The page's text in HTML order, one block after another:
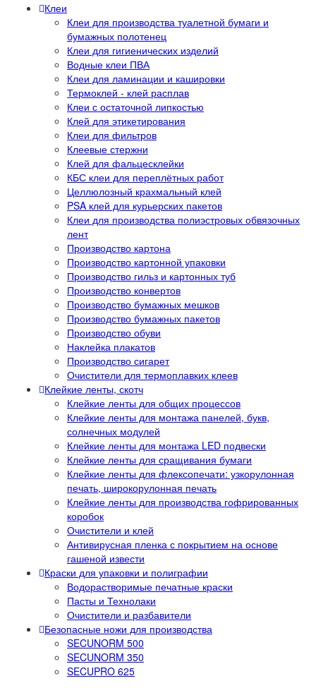
Клеи
Клеи для производства туалетной бумаги и
бумажных полотенец
Клеи для гигиенических изделий
Водные клеи ПВА
Клеи для ламинации и кашировки
Термоклей - клей расплав
Клеи с остаточной липкостью
Клей для этикетирования
Клеи для фильтров
Клеевые стержни
Клей для фальцесклейки
КБС клеи для переплётных работ
Целлюлозный крахмальный клей
PSA клей для курьерских пакетов
Клеи для производства полиэстровых обвязочных
лент
Производство картона
Производство картонной упаковки
Производство гильз и картонных туб
Производство конвертов
Производство бумажных мешков
Производство бумажных пакетов
Производство обуви
Наклейка плакатов
Производство сигарет
Очистители для термоплавких клеев
Клейкие ленты, скотч
Клейкие ленты для общих процессов
Клейкие ленты для монтажа панелей, букв,
солнечных модулей
Клейкие ленты для монтажа LED подвески
Клейкие ленты для сращивания бумаги
Клейкие ленты для флексопечати: узкорулонная
печать, широкорулонная печать
Клейкие ленты для производства гофрированных
коробок
Очистители и клей
Антивирусная пленка с покрытием на основе
гашеной извести
Краски для упаковки и полиграфии
Водорастворимые печатные краски
Пасты и Технолаки
Очистители и разбавители
Безопасные ножи для производства
SECUNORM 500
SECUNORM 350
SECUPRO 625